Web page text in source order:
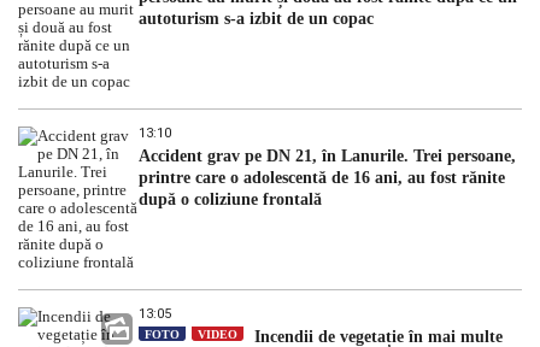
autoturism s-a izbit de un copac
13:10
Accident grav pe DN 21, în Lanurile. Trei persoane,
printre care o adolescentă de 16 ani, au fost rănite
după o coliziune frontală
13:05
FOTO VIDEO
Incendii de vegetație în mai multe